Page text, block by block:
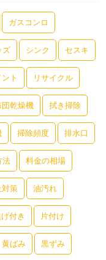
ガスコンロ
ズ シンク セスキ
ト リサイクル
団乾燥機 拭き掃除
掃除頻度 排水口
法 料金の相場
対策 油汚れ
付き 片付け
黄ばみ 黒ずみ